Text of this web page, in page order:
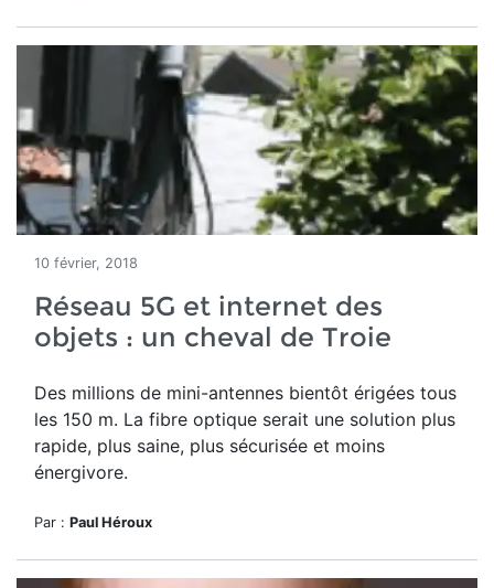
10 février, 2018
Réseau 5G et internet des
objets : un cheval de Troie
Des millions de mini-antennes bientôt érigées tous
les 150 m. La fibre optique serait une solution plus
rapide, plus saine, plus sécurisée et moins
énergivore.
Par : Paul Héroux